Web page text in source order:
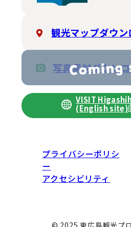
観光マップダウン
写真素材ダウン
VISIT
(English site)
プライバシーポリシ
ー
アクセシビリティ